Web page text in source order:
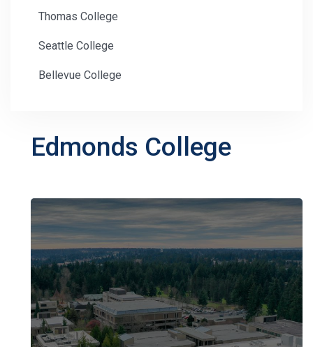
Thomas College
Seattle College
Bellevue College
Edmonds College